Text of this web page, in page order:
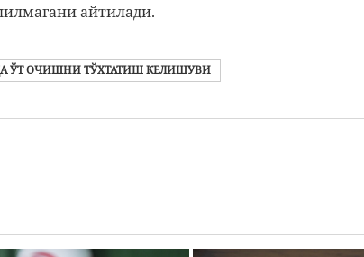
айтилади.
ЎТ ОЧИШНИ ТЎХТАТИШ КЕЛИШУВИ